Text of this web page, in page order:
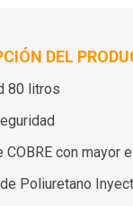
DEL
80 litros
COBRE con mayor
Poliuretano